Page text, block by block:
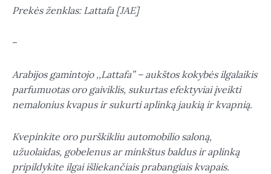
Prekės ženklas: Lattafa [JAE]
–
Arabijos gamintojo ,,Lattafa” – aukštos kokybės ilgalaikis
parfumuotas oro gaiviklis, sukurtas efektyviai įveikti
nemalonius kvapus ir sukurti aplinką jaukią ir kvapnią.
Kvepinkite oro purškikliu automobilio saloną,
užuolaidas, gobelenus ar minkštus baldus ir aplinką
pripildykite ilgai išliekančiais prabangiais kvapais.